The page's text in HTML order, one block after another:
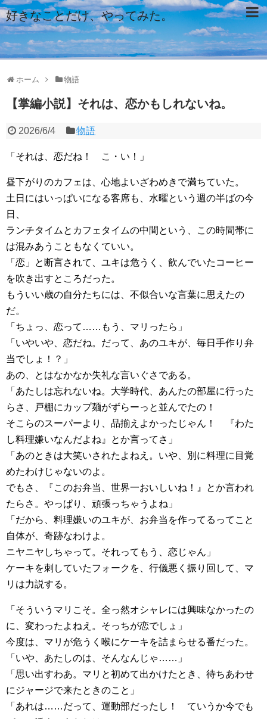
好きなことだけ、やってみた。
ホーム 物語
【掌編小説】それは、恋かもしれないね。
2026/6/4 物語
「それは、恋だね！ こ・い！」
昼下がりのカフェは、心地よいざわめきで満ちていた。
土日にはいっぱいになる客席も、水曜という週の半ばの今
日、
ランチタイムとカフェタイムの中間という、この時間帯に
は混みあうこともなくていい。
「恋」と断言されて、ユキは危うく、飲んでいたコーヒー
を吹き出すところだった。
もういい歳の自分たちには、不似合いな言葉に思えたの
だ。
「ちょっ、恋って……もう、マリったら」
「いやいや、恋だね。だって、あのユキが、毎日手作り弁
当でしょ！？」
あの、とはなかなか失礼な言いぐさである。
「あたしは忘れないね。大学時代、あんたの部屋に行った
らさ、戸棚にカップ麺がずらーっと並んでたの！
そこらのスーパーより、品揃えよかったじゃん！ 『わた
し料理嫌いなんだよね』とか言ってさ」
「あのときは大笑いされたよねえ。いや、別に料理に目覚
めたわけじゃないのよ。
でもさ、『このお弁当、世界一おいしいね！』とか言われ
たらさ。やっぱり、頑張っちゃうよね」
「だから、料理嫌いのユキが、お弁当を作ってるってこと
自体が、奇跡なわけよ。
ニヤニヤしちゃって。それってもう、恋じゃん」
ケーキを刺していたフォークを、行儀悪く振り回して、マ
リは力説する。
「そういうマリこそ。全っ然オシャレには興味なかったの
に、変わったよねえ。そっちが恋でしょ」
今度は、マリが危うく喉にケーキを詰まらせる番だった。
「いや、あたしのは、そんなんじゃ……」
「思い出すわあ。マリと初めて出かけたとき、待ちあわせ
にジャージで来たときのこと」
「あれは……だって、運動部だったし！ ていうか今でも